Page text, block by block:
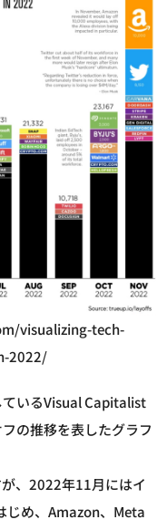
visualizing-tech-
2022/
ているVisual Capitalist
の推移を表したグラフ
、2022年11月にはイ
じめ、Amazon、Meta